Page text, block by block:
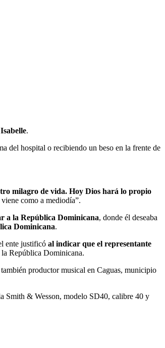
.
del hospital o recibiendo un beso en la frente de
milagro de vida. Hoy Dios hará lo propio
como a mediodía”.
a la República Dominicana, donde él deseaba
Dominicana.
ente justificó al indicar que el representante
República Dominicana.
productor musical en Caguas, municipio
Smith & Wesson, modelo SD40, calibre 40 y